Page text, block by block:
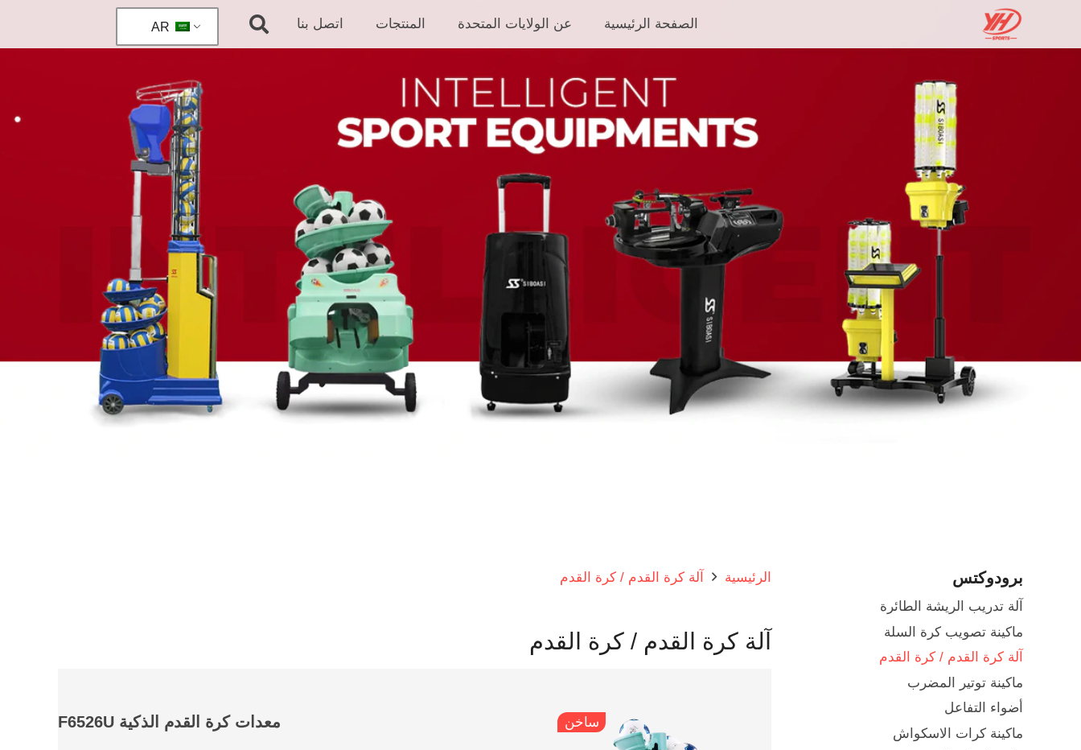
الصفحة الرئيسية عن الولايات المتحدة المنتجات اتصل بنا
برودوكتس
آلة تدريب الريشة الطائرة
ماكينة تصويب كرة السلة
آلة كرة القدم / كرة القدم
ماكينة توتير المضرب
أضواء التفاعل
ماكينة كرات الاسكواش
الرئيسية آلة كرة القدم / كرة القدم
آلة كرة القدم / كرة القدم
ساخن معدات كرة القدم الذكية F6526U